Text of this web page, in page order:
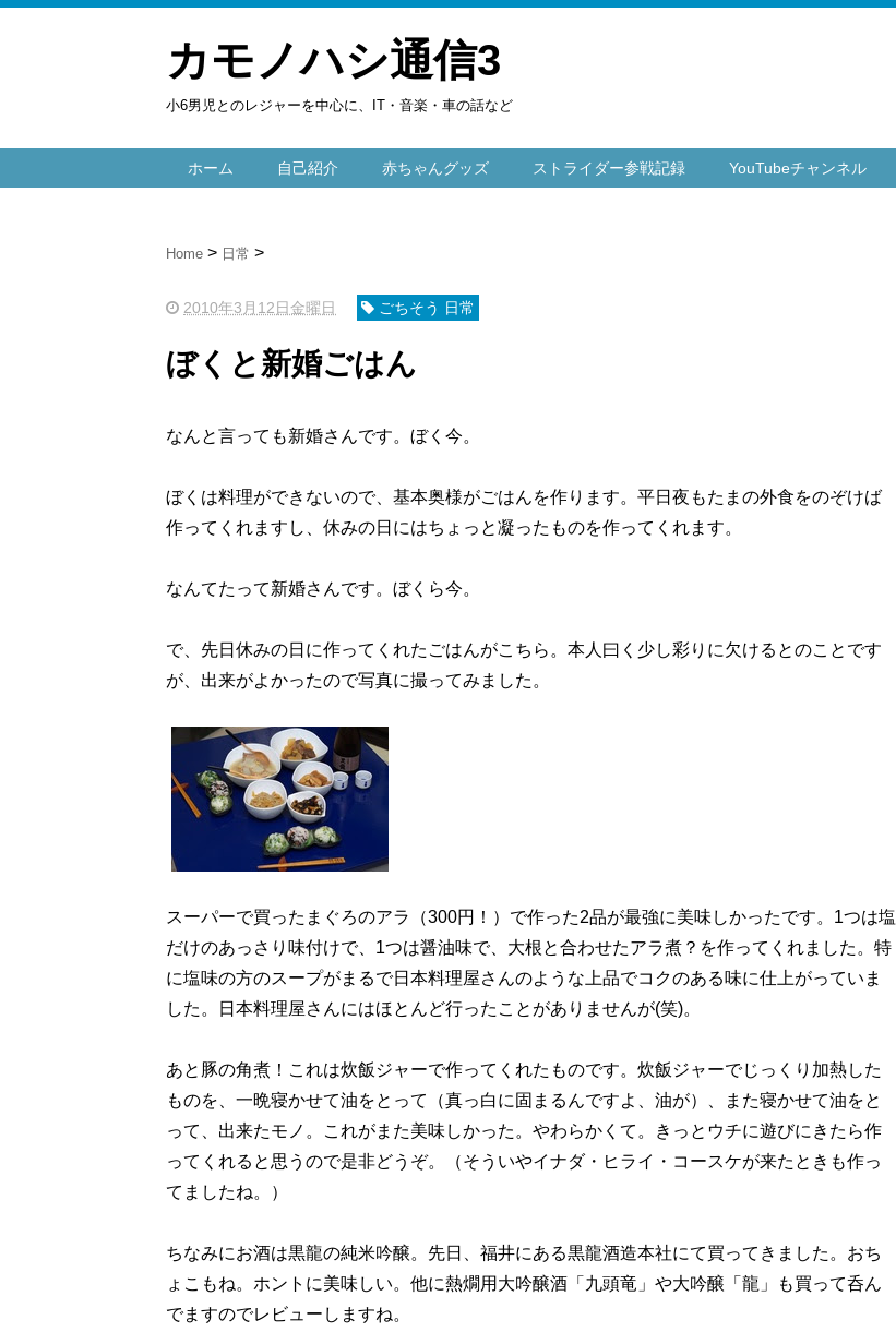
カモノハシ通信3
小6男児とのレジャーを中心に、IT・音楽・車の話など
ホーム 自己紹介 赤ちゃんグッズ ストライダー参戦記録 YouTubeチャンネル
Home 日常
2010年3月12日金曜日 ごちそう 日常
ぼくと新婚ごはん
なんと言っても新婚さんです。ぼく今。
ぼくは料理ができないので、基本奥様がごはんを作ります。平日夜もたまの外食をのぞけば
作ってくれますし、休みの日にはちょっと凝ったものを作ってくれます。
なんてたって新婚さんです。ぼくら今。
で、先日休みの日に作ってくれたごはんがこちら。本人曰く少し彩りに欠けるとのことです
が、出来がよかったので写真に撮ってみました。
スーパーで買ったまぐろのアラ（300円！）で作った2品が最強に美味しかったです。1つは塩
だけのあっさり味付けで、1つは醤油味で、大根と合わせたアラ煮？を作ってくれました。特
に塩味の方のスープがまるで日本料理屋さんのような上品でコクのある味に仕上がっていま
した。日本料理屋さんにはほとんど行ったことがありませんが(笑)。
あと豚の角煮！これは炊飯ジャーで作ってくれたものです。炊飯ジャーでじっくり加熱した
ものを、一晩寝かせて油をとって（真っ白に固まるんですよ、油が）、また寝かせて油をと
って、出来たモノ。これがまた美味しかった。やわらかくて。きっとウチに遊びにきたら作
ってくれると思うので是非どうぞ。（そういやイナダ・ヒライ・コースケが来たときも作っ
てましたね。）
ちなみにお酒は黒龍の純米吟醸。先日、福井にある黒龍酒造本社にて買ってきました。おち
ょこもね。ホントに美味しい。他に熱燗用大吟醸酒「九頭竜」や大吟醸「龍」も買って呑ん
でますのでレビューしますね。